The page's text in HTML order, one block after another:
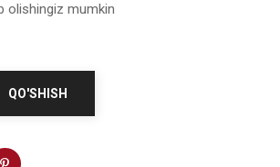
olishingiz mumkin
QO'SHISH